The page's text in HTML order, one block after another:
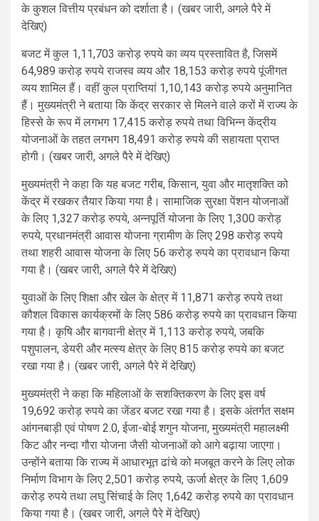
के कुशल वित्तीय प्रबंधन को दर्शाता है। (खबर जारी, अगले पैरे में
देखिए)
बजट में कुल 1,11,703 करोड़ रुपये का व्यय प्रस्तावित है, जिसमें
64,989 करोड़ रुपये राजस्व व्यय और 18,153 करोड़ रुपये पूंजीगत
व्यय शामिल हैं। वहीं कुल प्राप्तियां 1,10,143 करोड़ रुपये अनुमानित
हैं। मुख्यमंत्री ने बताया कि केंद्र सरकार से मिलने वाले करों में राज्य के
हिस्से के रूप में लगभग 17,415 करोड़ रुपये तथा विभिन्न केंद्रीय
योजनाओं के तहत लगभग 18,491 करोड़ रुपये की सहायता प्राप्त
होगी। (खबर जारी, अगले पैरे में देखिए)
मुख्यमंत्री ने कहा कि यह बजट गरीब, किसान, युवा और मातृशक्ति को
केंद्र में रखकर तैयार किया गया है। सामाजिक सुरक्षा पेंशन योजनाओं
के लिए 1,327 करोड़ रुपये, अन्नपूर्ति योजना के लिए 1,300 करोड़
रुपये, प्रधानमंत्री आवास योजना ग्रामीण के लिए 298 करोड़ रुपये
तथा शहरी आवास योजना के लिए 56 करोड़ रुपये का प्रावधान किया
गया है। (खबर जारी, अगले पैरे में देखिए)
युवाओं के लिए शिक्षा और खेल के क्षेत्र में 11,871 करोड़ रुपये तथा
कौशल विकास कार्यक्रमों के लिए 586 करोड़ रुपये का प्रावधान किया
गया है। कृषि और बागवानी क्षेत्र में 1,113 करोड़ रुपये, जबकि
पशुपालन, डेयरी और मत्स्य क्षेत्र के लिए 815 करोड़ रुपये का बजट
रखा गया है। (खबर जारी, अगले पैरे में देखिए)
मुख्यमंत्री ने कहा कि महिलाओं के सशक्तिकरण के लिए इस वर्ष
19,692 करोड़ रुपये का जेंडर बजट रखा गया है। इसके अंतर्गत सक्षम
आंगनबाड़ी एवं पोषण 2.0, ईजा-बोई शगुन योजना, मुख्यमंत्री महालक्ष्मी
किट और नन्दा गौरा योजना जैसी योजनाओं को आगे बढ़ाया जाएगा।
उन्होंने बताया कि राज्य में आधारभूत ढांचे को मजबूत करने के लिए लोक
निर्माण विभाग के लिए 2,501 करोड़ रुपये, ऊर्जा क्षेत्र के लिए 1,609
करोड़ रुपये तथा लघु सिंचाई के लिए 1,642 करोड़ रुपये का प्रावधान
किया गया है। (खबर जारी, अगले पैरे में देखिए)